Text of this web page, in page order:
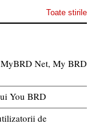
Toate stirile
Net, My BRD
You BRD
de